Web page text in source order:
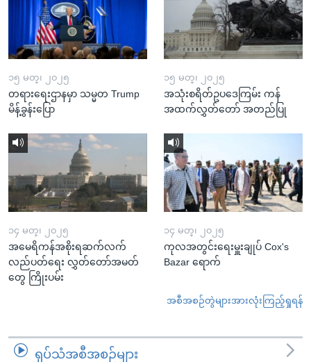
၁၅ မတ္၊ ၂၀၂၅
တရားရေးဌာနမှာ သမ္မတ Trump
မိန့်ခွန်းပြော
၁၅ မတ္၊ ၂၀၂၅
အသုံးစရိတ်ဥပဒေကြမ်း ကန်
အထက်လွှတ်တော် အတည်ပြု
၁၄ မတ္၊ ၂၀၂၅
အမေရိကန်အစိုးရဆက်လက်
လည်ပတ်ရေး လွှတ်တော်အမတ်
တွေ ကြိုးပမ်း
၁၄ မတ္၊ ၂၀၂၅
ကုလအတွင်းရေးမှူးချုပ် Cox's
Bazar ရောက်
အစီအစဉ်တွဲများအားလုံးကြည့်ရှုရန်
ရုပ်သံအစီအစဉ်များ